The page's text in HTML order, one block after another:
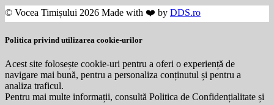
© Vocea Timișului 2026 Made with ❤️ by DDS.ro
Politica privind utilizarea cookie-urilor
Acest site folosește cookie-uri pentru a oferi o experiență de
navigare mai bună, pentru a personaliza conținutul și pentru a
analiza traficul.
Pentru mai multe informații, consultă Politica de Confidențialitate și